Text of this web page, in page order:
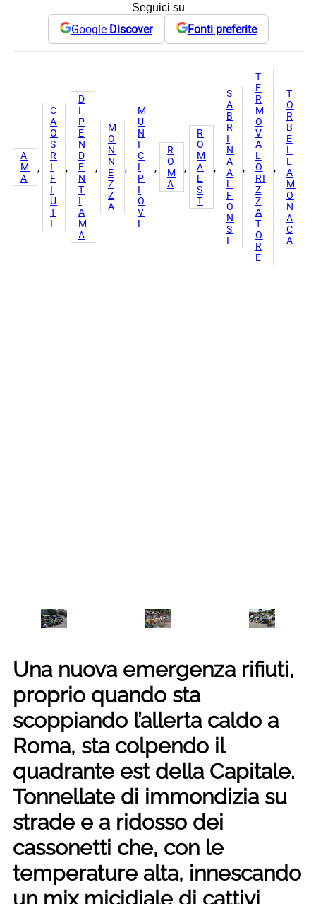
Seguici su
Google Discover Fonti preferite
A
M
A
,
C
A
O
S
R
I
F
I
U
T
I
,
D
I
P
E
N
D
E
N
T
I
A
M
A
,
M
O
N
N
E
Z
Z
A
,
M
U
N
I
C
I
P
I
O
V
I
,
R
O
M
A
,
R
O
M
A
E
S
T
,
S
A
B
R
I
N
A
A
L
F
O
N
S
I
,
T
E
R
M
O
V
A
L
O
RI
Z
Z
A
T
O
R
E
,
T
O
R
B
E
L
L
A
M
O
N
A
C
A
Una nuova emergenza rifiuti,
proprio quando sta
scoppiando l’allerta caldo a
Roma, sta colpendo il
quadrante est della Capitale.
Tonnellate di immondizia su
strade e a ridosso dei
cassonetti che, con le
temperature alta, innescando
un mix micidiale di cattivi